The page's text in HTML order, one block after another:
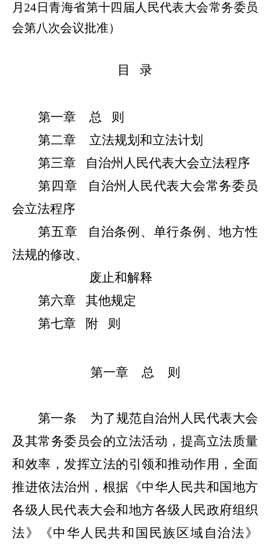
月24日青海省第十四届人民代表大会常务委员
会第八次会议批准）
目 录
第一章 总 则
第二章 立法规划和立法计划
第三章 自治州人民代表大会立法程序
第四章
自治州人民代表大会常务委员
会立法程序
第五章
自治条例、单行条例、地方性
法规的修改、
废止和解释
第六章 其他规定
第七章 附 则
第一章 总 则
第一条
为了规范自治州人民代表大会
及其常务委员会的立法活动，提高立法质量
和效率，发挥立法的引领和推动作用，全面
推进依法治州，根据《中华人民共和国地方
各级人民代表大会和地方各级人民政府组织
法》《中华人民共和国民族区域自治法》